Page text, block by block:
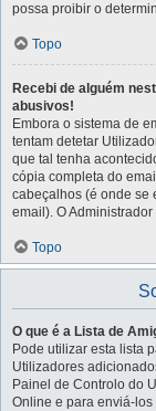
possa proibir o
Topo
Recebi de alguém
abusivos!
Embora o sistema de
tentam detetar
que tal tenha
cópia completa do
cabeçalhos (é onde se
email). O
Topo
O que é a Lista de
Pode utilizar esta lista
Utilizadores
Painel de Controlo do
Online e para enviá-